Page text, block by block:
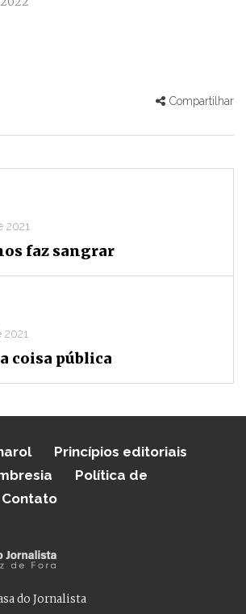
Compartilhar
2021
faz sangrar
2021
coisa pública
Princípios editoriais
Política de
Contato
do Jornalista